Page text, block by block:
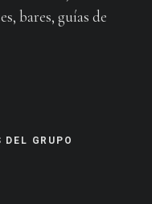
bares, guías de
GRUPO